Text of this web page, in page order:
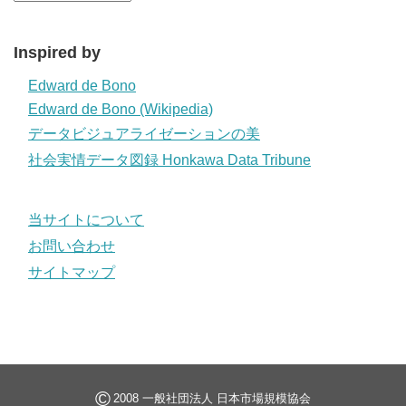
Inspired by
Edward de Bono
Edward de Bono (Wikipedia)
データビジュアライゼーションの美
社会実情データ図録 Honkawa Data Tribune
当サイトについて
お問い合わせ
サイトマップ
© 2008 一般社団法人 日本市場規模協会